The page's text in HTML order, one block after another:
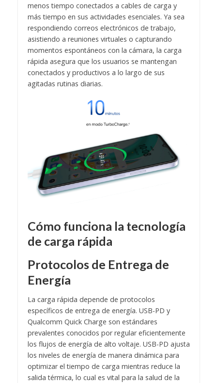
menos tiempo conectados a cables de carga y
más tiempo en sus actividades esenciales. Ya sea
respondiendo correos electrónicos de trabajo,
asistiendo a reuniones virtuales o capturando
momentos espontáneos con la cámara, la carga
rápida asegura que los usuarios se mantengan
conectados y productivos a lo largo de sus
agitadas rutinas diarias.
Cómo funciona la tecnología
de carga rápida
Protocolos de Entrega de
Energía
La carga rápida depende de protocolos
específicos de entrega de energía. USB-PD y
Qualcomm Quick Charge son estándares
prevalentes conocidos por regular eficientemente
los flujos de energía de alto voltaje. USB-PD ajusta
los niveles de energía de manera dinámica para
optimizar el tiempo de carga mientras reduce la
salida térmica, lo cual es vital para la salud de la